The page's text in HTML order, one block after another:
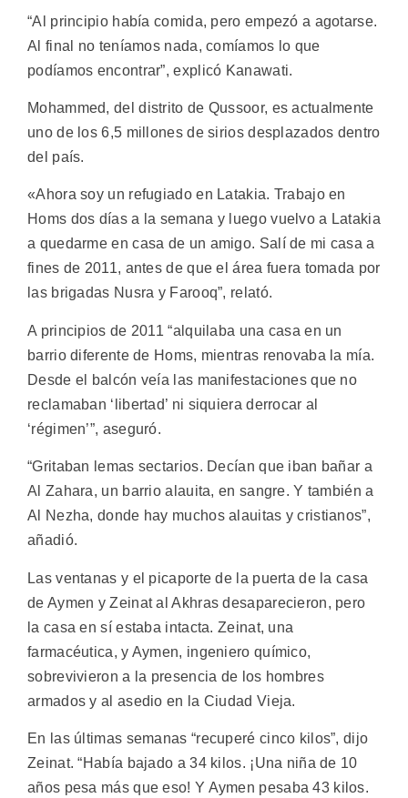
“Al principio había comida, pero empezó a agotarse.
Al final no teníamos nada, comíamos lo que
podíamos encontrar”, explicó Kanawati.
Mohammed, del distrito de Qussoor, es actualmente
uno de los 6,5 millones de sirios desplazados dentro
del país.
«Ahora soy un refugiado en Latakia. Trabajo en
Homs dos días a la semana y luego vuelvo a Latakia
a quedarme en casa de un amigo. Salí de mi casa a
fines de 2011, antes de que el área fuera tomada por
las brigadas Nusra y Farooq”, relató.
A principios de 2011 “alquilaba una casa en un
barrio diferente de Homs, mientras renovaba la mía.
Desde el balcón veía las manifestaciones que no
reclamaban ‘libertad’ ni siquiera derrocar al
‘régimen’”, aseguró.
“Gritaban lemas sectarios. Decían que iban bañar a
Al Zahara, un barrio alauita, en sangre. Y también a
Al Nezha, donde hay muchos alauitas y cristianos”,
añadió.
Las ventanas y el picaporte de la puerta de la casa
de Aymen y Zeinat al Akhras desaparecieron, pero
la casa en sí estaba intacta. Zeinat, una
farmacéutica, y Aymen, ingeniero químico,
sobrevivieron a la presencia de los hombres
armados y al asedio en la Ciudad Vieja.
En las últimas semanas “recuperé cinco kilos”, dijo
Zeinat. “Había bajado a 34 kilos. ¡Una niña de 10
años pesa más que eso! Y Aymen pesaba 43 kilos.